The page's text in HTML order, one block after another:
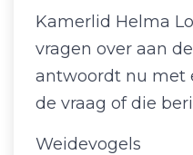
Kamerlid Helma
vragen over aan
antwoordt nu met
de vraag of die
Weidevogels